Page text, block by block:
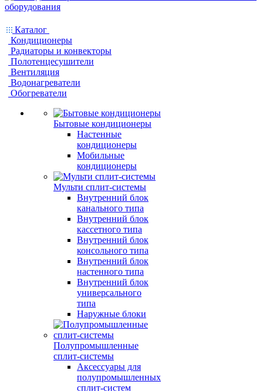
Каталог
Кондиционеры
Радиаторы и конвекторы
Полотенцесушители
Вентиляция
Водонагреватели
Обогреватели
Бытовые кондиционеры
Настенные
кондиционеры
Мобильные
кондиционеры
Мульти сплит-системы
Внутренний блок
канального типа
Внутренний блок
кассетного типа
Внутренний блок
консольного типа
Внутренний блок
настенного типа
Внутренний блок
универсального
типа
Наружные блоки
Полупромышленные
сплит-системы
Аксессуары для
полупромышленных
сплит-систем